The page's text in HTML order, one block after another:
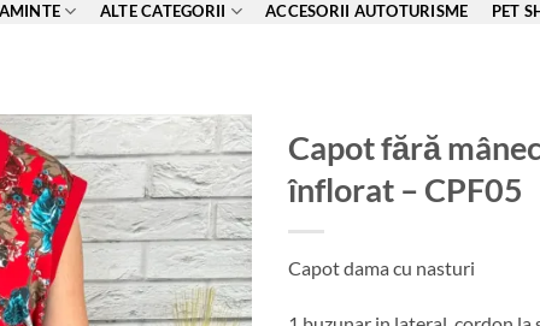
ALTE CATEGORII ACCESORII AUTOTURISME PET
Adauga
la
favorite
Capot fără
înflorat – CPF05
Capot dama cu nasturi